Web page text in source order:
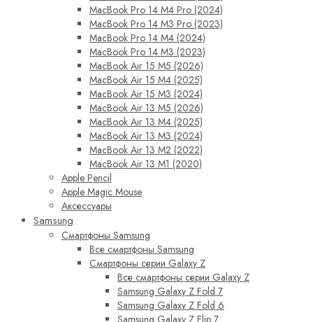
MacBook Pro 14 M4 Pro (2024)
MacBook Pro 14 M3 Pro (2023)
MacBook Pro 14 M4 (2024)
MacBook Pro 14 M3 (2023)
MacBook Air 15 M5 (2026)
MacBook Air 15 M4 (2025)
MacBook Air 15 M3 (2024)
MacBook Air 13 M5 (2026)
MacBook Air 13 M4 (2025)
MacBook Air 13 M3 (2024)
MacBook Air 13 M2 (2022)
MacBook Air 13 M1 (2020)
Apple Pencil
Apple Magic Mouse
Аксессуары
Samsung
Смартфоны Samsung
Все смартфоны Samsung
Смартфоны серии Galaxy Z
Все смартфоны серии Galaxy Z
Samsung Galaxy Z Fold 7
Samsung Galaxy Z Fold 6